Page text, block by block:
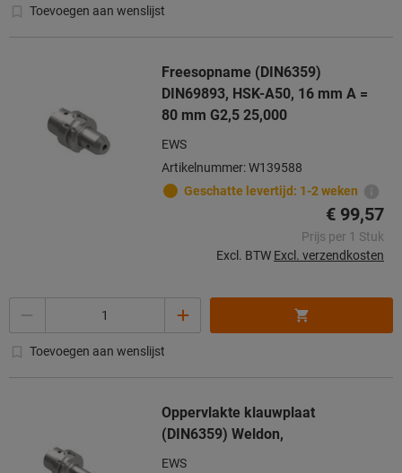
Toevoegen aan wenslijst
Freesopname (DIN6359)
DIN69893, HSK-A50, 16 mm A =
80 mm G2,5 25,000
EWS
Artikelnummer: W139588
Geschatte levertijd: 1-2 weken
€ 99,57
Prijs per 1 Stuk
Excl. BTW Excl. verzendkosten
Toevoegen aan wenslijst
Oppervlakte klauwplaat
(DIN6359) Weldon,
EWS